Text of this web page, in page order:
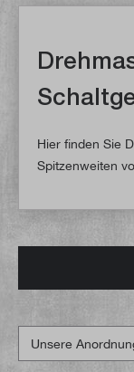
Hier finden Sie
Spitzenweiten